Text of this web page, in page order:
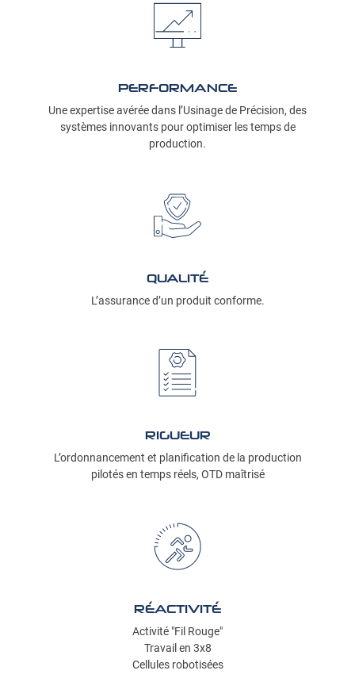
PERFORMANCE
Une expertise avérée dans l’Usinage de Précision, des
systèmes innovants pour optimiser les temps de
production.
QUALITÉ
L’assurance d’un produit conforme.
RIGUEUR
L’ordonnancement et planification de la production
pilotés en temps réels, OTD maîtrisé
RÉACTIVITÉ
Activité "Fil Rouge"
Travail en 3x8
Cellules robotisées